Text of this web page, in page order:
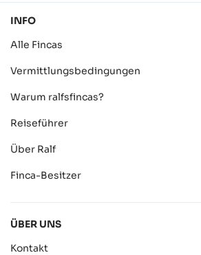
INFO
Alle Fincas
Vermittlungsbedingungen
Warum ralfsfincas?
Reiseführer
Über Ralf
Finca-Besitzer
ÜBER UNS
Kontakt